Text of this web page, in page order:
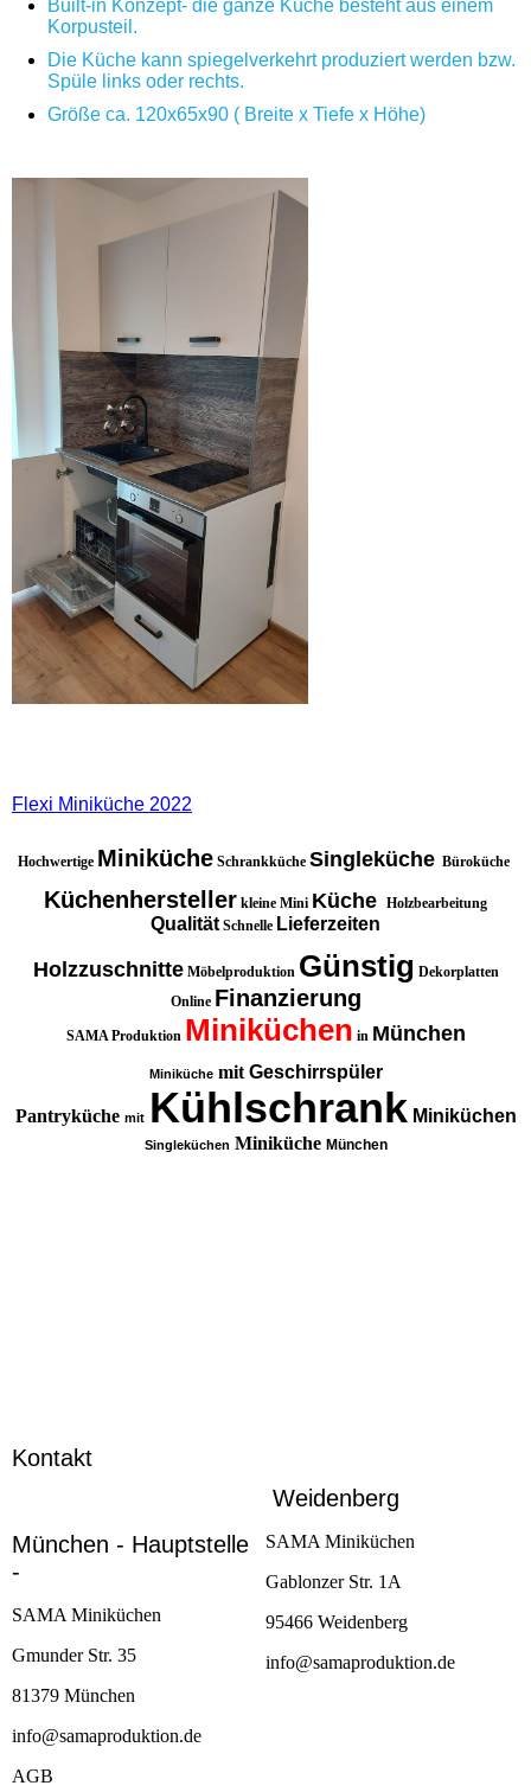
Built-in Konzept- die ganze Küche besteht aus einem
Korpusteil.
Die Küche kann spiegelverkehrt produziert werden bzw.
Spüle links oder rechts.
Größe ca. 120x65x90 ( Breite x Tiefe x Höhe)
Flexi Miniküche 2022
Hochwertige Miniküche Schrankküche Singleküche Büroküche
Küchenhersteller kleine Mini Küche Holzbearbeitung
Qualität Schnelle Lieferzeiten
HolzzuschnitteMöbelproduktion Günstig Dekorplatten
Online Finanzierung
SAMA Produktion Miniküchen in München
Miniküchemit Geschirrspüler
Pantryküche mit Kühlschrank Miniküchen
Singleküchen Miniküche München
Kontakt
München - Hauptstelle
-
SAMA Miniküchen
Gmunder Str. 35
81379 München
info@samaproduktion.de
AGB
Weidenberg
SAMA Miniküchen
Gablonzer Str. 1A
95466 Weidenberg
info@samaproduktion.de